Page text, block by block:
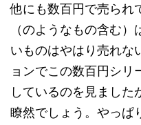
他にも数百円で売られ
（のようなもの含む
いものはやはり売れな
ョンでこの数百円シリ
しているのを見ました
瞭然でしょう。やっぱ